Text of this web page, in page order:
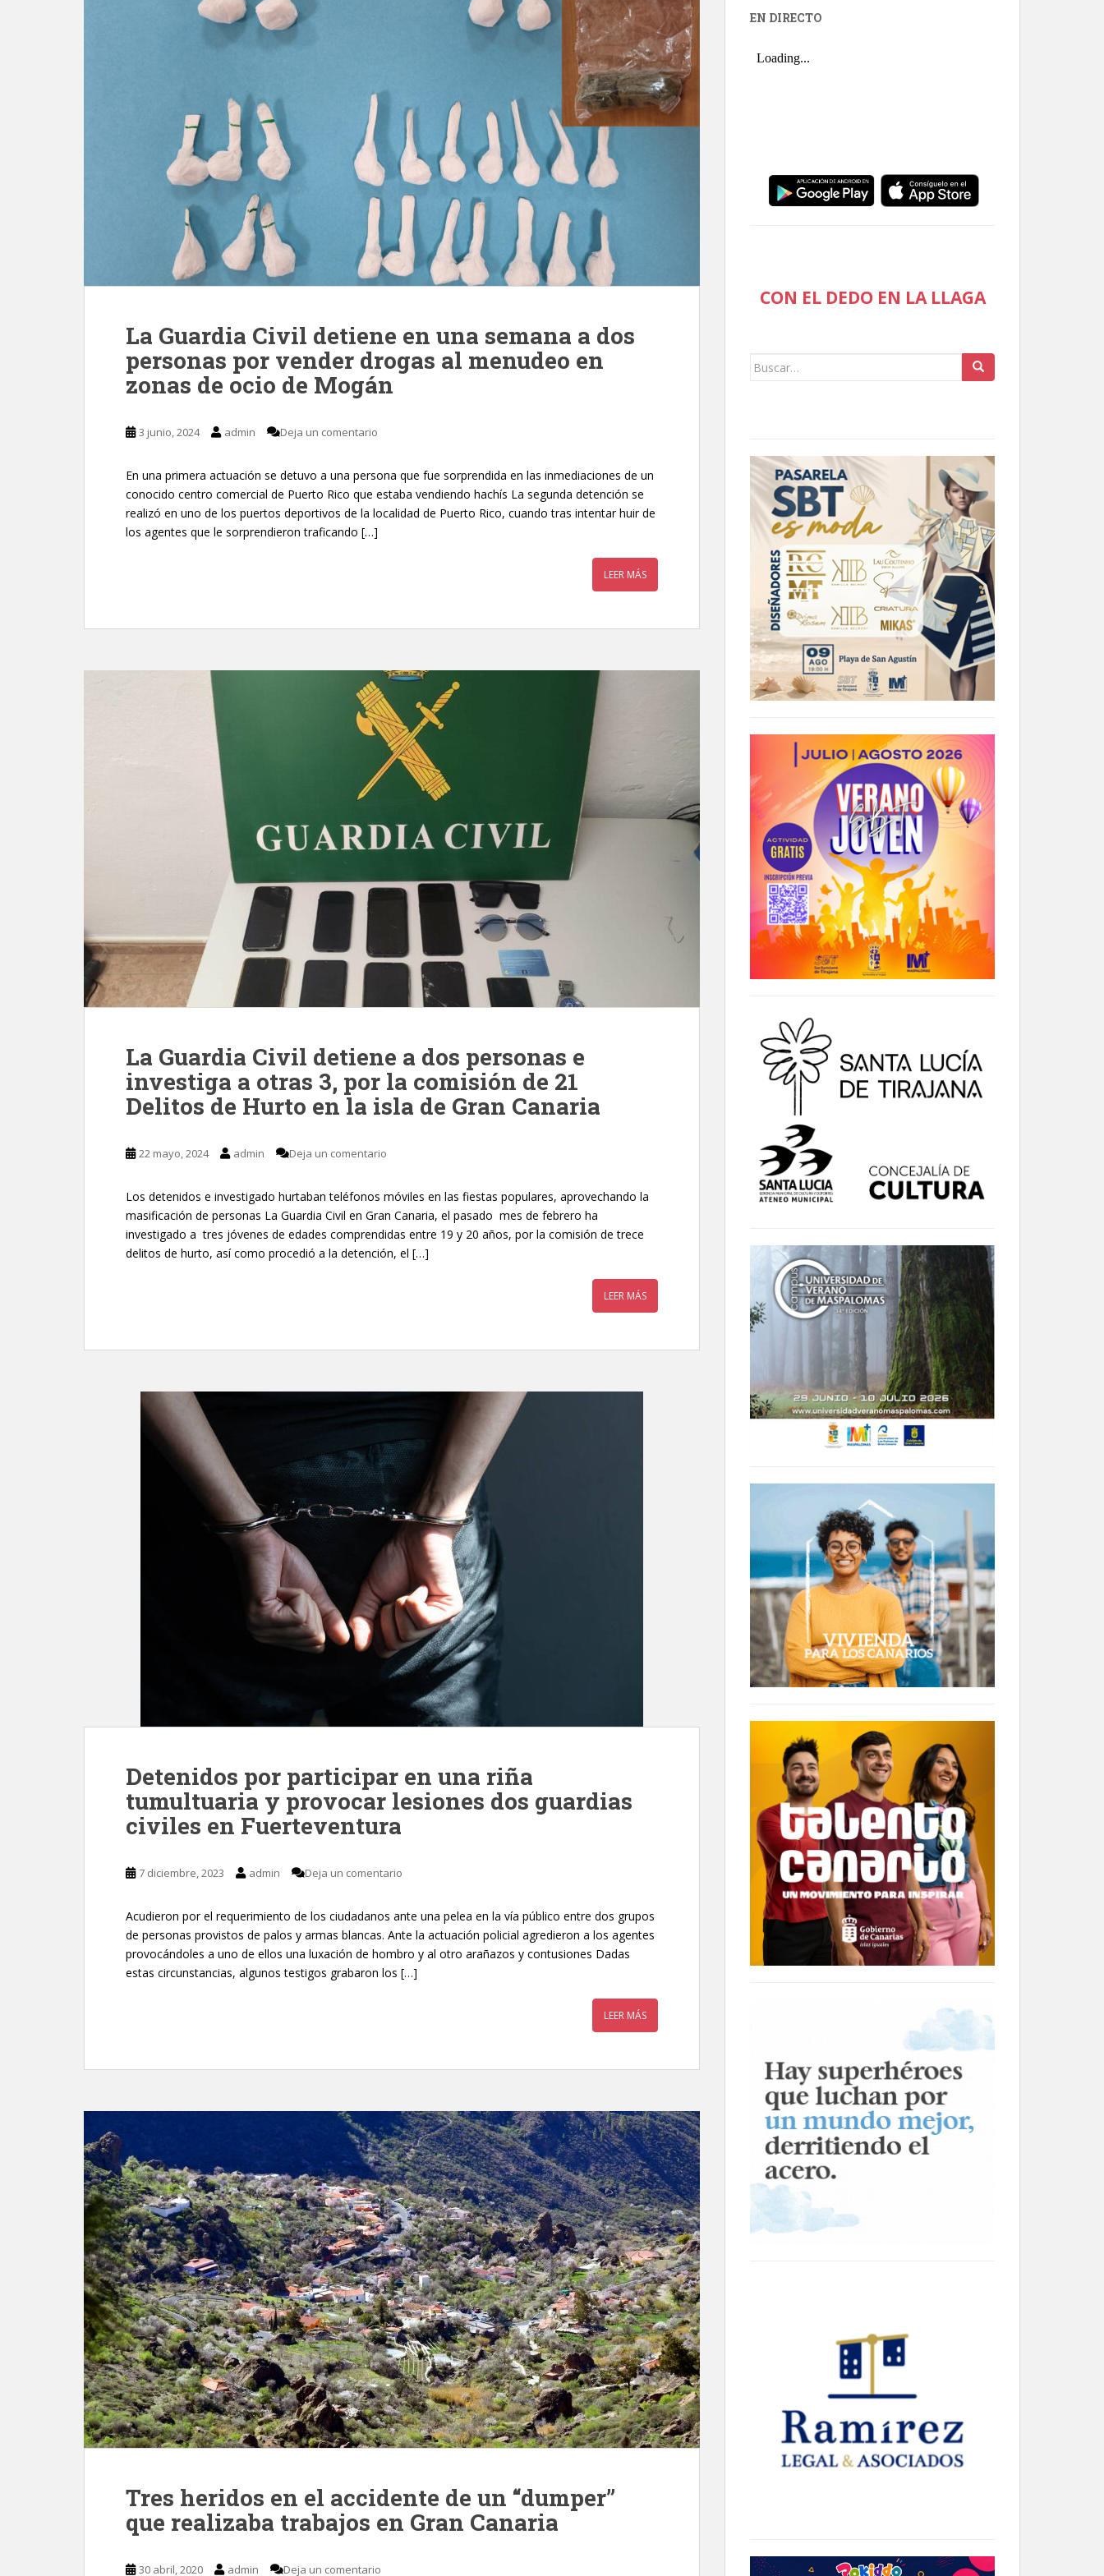
La Guardia Civil detiene en una semana a dos
personas por vender drogas al menudeo en
zonas de ocio de Mogán
3 junio, 2024 admin Deja un comentario
En una primera actuación se detuvo a una persona que fue sorprendida en las inmediaciones de un
conocido centro comercial de Puerto Rico que estaba vendiendo hachís La segunda detención se
realizó en uno de los puertos deportivos de la localidad de Puerto Rico, cuando tras intentar huir de
los agentes que le sorprendieron traficando […]
LEER MÁS
La Guardia Civil detiene a dos personas e
investiga a otras 3, por la comisión de 21
Delitos de Hurto en la isla de Gran Canaria
22 mayo, 2024 admin Deja un comentario
Los detenidos e investigado hurtaban teléfonos móviles en las fiestas populares, aprovechando la
masificación de personas La Guardia Civil en Gran Canaria, el pasado mes de febrero ha
investigado a tres jóvenes de edades comprendidas entre 19 y 20 años, por la comisión de trece
delitos de hurto, así como procedió a la detención, el […]
LEER MÁS
Detenidos por participar en una riña
tumultuaria y provocar lesiones dos guardias
civiles en Fuerteventura
7 diciembre, 2023 admin Deja un comentario
Acudieron por el requerimiento de los ciudadanos ante una pelea en la vía público entre dos grupos
de personas provistos de palos y armas blancas. Ante la actuación policial agredieron a los agentes
provocándoles a uno de ellos una luxación de hombro y al otro arañazos y contusiones Dadas
estas circunstancias, algunos testigos grabaron los […]
LEER MÁS
Tres heridos en el accidente de un “dumper”
que realizaba trabajos en Gran Canaria
30 abril, 2020 admin Deja un comentario
EN DIRECTO
CON EL DEDO EN LA LLAGA
Buscar: